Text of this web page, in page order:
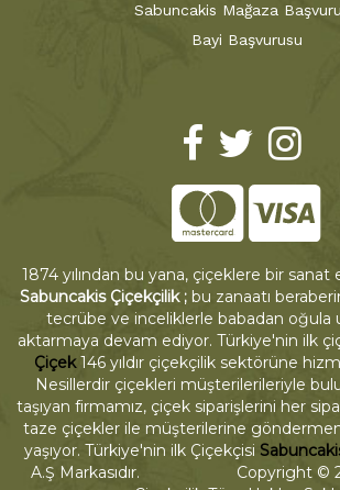
Sabuncakis Mağaza
Bayi Başvurusu
1874 yılından bu yana, çiçeklere bir sanat
Sabuncakis Çiçekçilik ; bu zanaatı
tecrübe ve inceliklerle babadan oğula
aktarmaya devam ediyor. Türkiye'nin ilk
Çiçek146 yıldır çiçekçilik sektörüne
Nesillerdir çiçekleri müşterilerileriyle
taşıyan firmamız, çiçek siparişlerini her
taze çiçekler ile müşterilerine
yaşıyor. Türkiye'nin ilk Çiçekçisi
A.Ş Markasıdır. Copyright ©